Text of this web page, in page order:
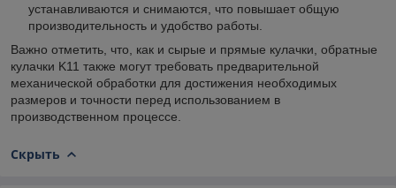
устанавливаются и снимаются, что повышает общую
производительность и удобство работы.
Важно отметить, что, как и сырые и прямые кулачки, обратные
кулачки K11 также могут требовать предварительной
механической обработки для достижения необходимых
размеров и точности перед использованием в
производственном процессе.
Скрыть